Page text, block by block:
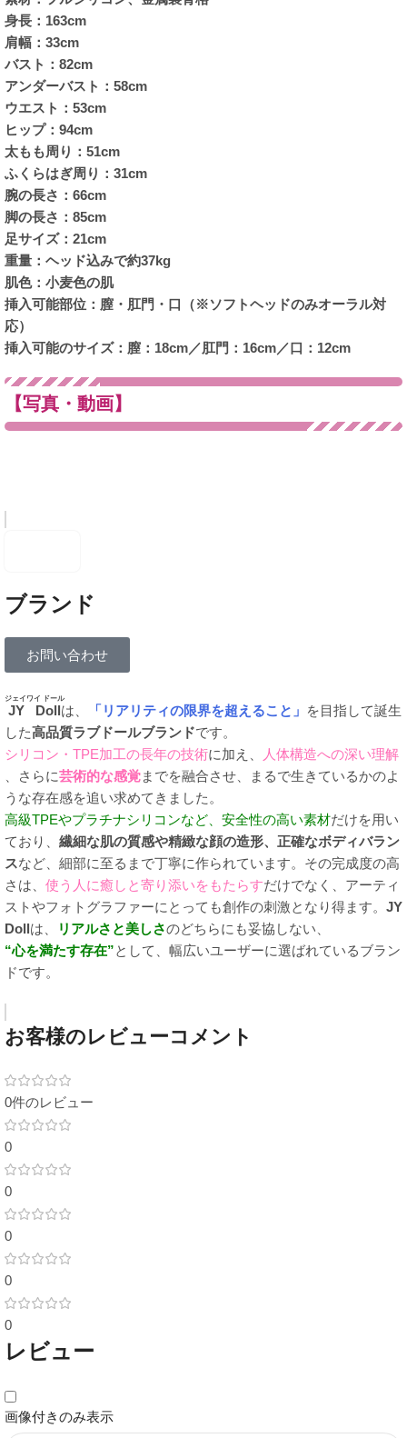
身長：163cm
肩幅：33cm
バスト：82cm
アンダーバスト：58cm
ウエスト：53cm
ヒップ：94cm
太もも周り：51cm
ふくらはぎ周り：31cm
腕の長さ：66cm
脚の長さ：85cm
足サイズ：21cm
重量：ヘッド込みで約37kg
肌色：小麦色の肌
挿入可能部位：膣・肛門・口（※ソフトヘッドのみオーラル対
応）
挿入可能のサイズ：膣：18cm／肛門：16cm／口：12cm
【写真・動画】
ブランド
お問い合わせ
JY Doll
ジェイワイ ドール
は、 「リアリティの限界を超えること」 を目指して誕生
した高品質ラブドールブランドです。
シリコン・TPE加工の長年の技術に加え、
人体構造への深い理解
、さらに芸術的な感覚までを融合させ、まるで生きているかのよ
うな存在感を追い求めてきました。
高級TPEやプラチナシリコンなど、安全性の高い素材だけを用い
ており、 繊細な肌の質感や精緻な顔の造形、正確なボディバラン
スなど、細部に至るまで丁寧に作られています。その完成度の高
さは、 使う人に癒しと寄り添いをもたらすだけでなく、アーティ
ストやフォトグラファーにとっても創作の刺激となり得ます。 JY
Dollは、 リアルさと美しさのどちらにも妥協しない、
“心を満たす存在”として、幅広いユーザーに選ばれているブラン
ドです。
お客様のレビューコメント
0件のレビュー
0
0
0
0
0
レビュー
画像付きのみ表示